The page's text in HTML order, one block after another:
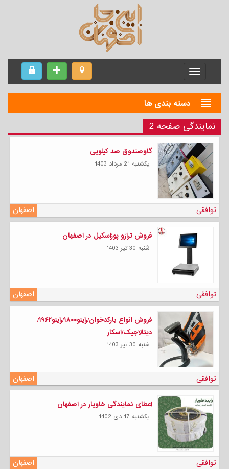
Menu
دسته بندی ها
نمایندگی صفحه 2
گاوصندوق صد کیلویی
يكشنبه 21 مرداد 1403
اصفهان توافقی
فروش ترازو پوزاسکیل در اصفهان
شنبه 30 تیر 1403
اصفهان توافقی
فروش انواع بارکدخوان/راینو۱۸۰۰/راینو۱۹۶۲/
دیتالاجیک/اسکار
شنبه 30 تیر 1403
اصفهان توافقی
اعطای نمایندگی خاویار در اصفهان
يكشنبه 17 دی 1402
اصفهان توافقی